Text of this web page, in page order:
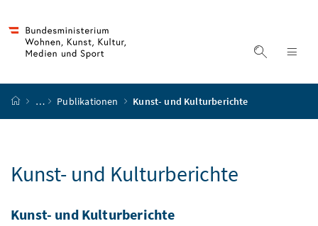
Suche
Startseite
… Publikationen Kunst- und Kulturberichte
Kunst- und Kulturberichte
Kunst- und Kulturberichte